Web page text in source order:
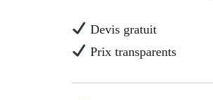
Devis gratuit
Prix transparents